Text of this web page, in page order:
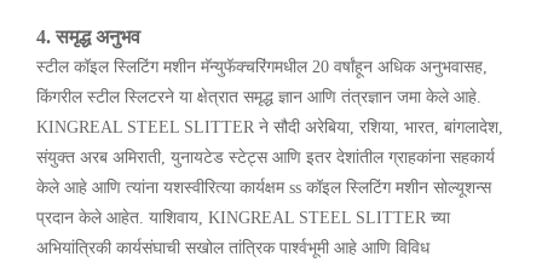
4. समृद्ध अनुभव
स्टील कॉइल स्लिटिंग मशीन मॅन्युफॅक्चरिंगमधील 20 वर्षांहून अधिक अनुभवासह,
किंगरील स्टील स्लिटरने या क्षेत्रात समृद्ध ज्ञान आणि तंत्रज्ञान जमा केले आहे.
KINGREAL STEEL SLITTER ने सौदी अरेबिया, रशिया, भारत, बांगलादेश,
संयुक्त अरब अमिराती, युनायटेड स्टेट्स आणि इतर देशांतील ग्राहकांना सहकार्य
केले आहे आणि त्यांना यशस्वीरित्या कार्यक्षम ss कॉइल स्लिटिंग मशीन सोल्यूशन्स
प्रदान केले आहेत. याशिवाय, KINGREAL STEEL SLITTER च्या
अभियांत्रिकी कार्यसंघाची सखोल तांत्रिक पार्श्वभूमी आहे आणि विविध